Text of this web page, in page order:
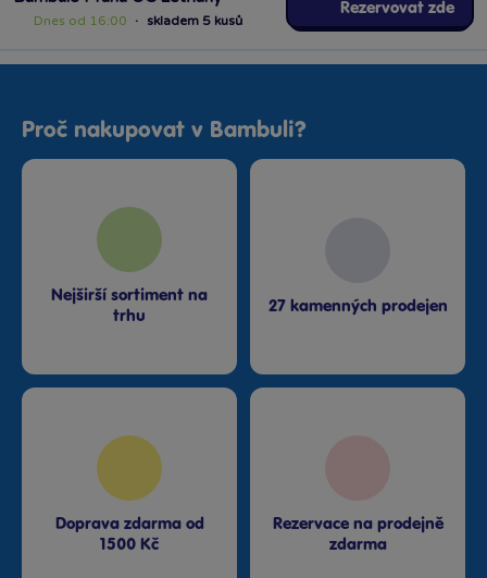
Dnes od 16:00 · skladem 5 kusů
Rezervovat zde
Proč nakupovat v Bambuli?
Nejširší sortiment na
trhu
27 kamenných prodejen
Doprava zdarma od
1500 Kč
Rezervace na prodejně
zdarma